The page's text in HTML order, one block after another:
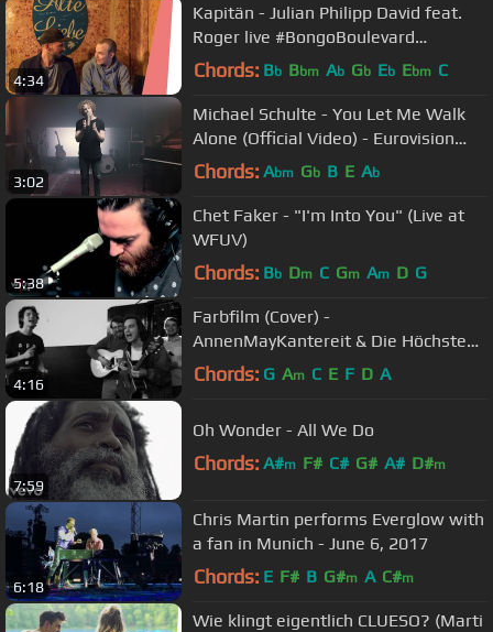
4:34
Kapitän - Julian Philipp David feat.
Roger live #BongoBoulevard
Unplugged
Chords: Bb Bbm Ab Gb Eb Ebm C
3:02
Michael Schulte - You Let Me Walk
Alone (Official Video) - Eurovision
Song Contest 2018
Chords: Abm Gb B E Ab
5:38
Chet Faker - "I'm Into You" (Live at
WFUV)
Chords: Bb Dm C Gm Am D G
4:16
Farbfilm (Cover) -
AnnenMayKantereit & Die Höchste
Eisenbahn
Chords: G Am C E F D A
7:59
Oh Wonder - All We Do
Chords: A#m F# C# G# A# D#m
6:18
Chris Martin performs Everglow with
a fan in Munich - June 6, 2017
Chords: E F# B G#m A C#m
Wie klingt eigentlich CLUESO? (Marti